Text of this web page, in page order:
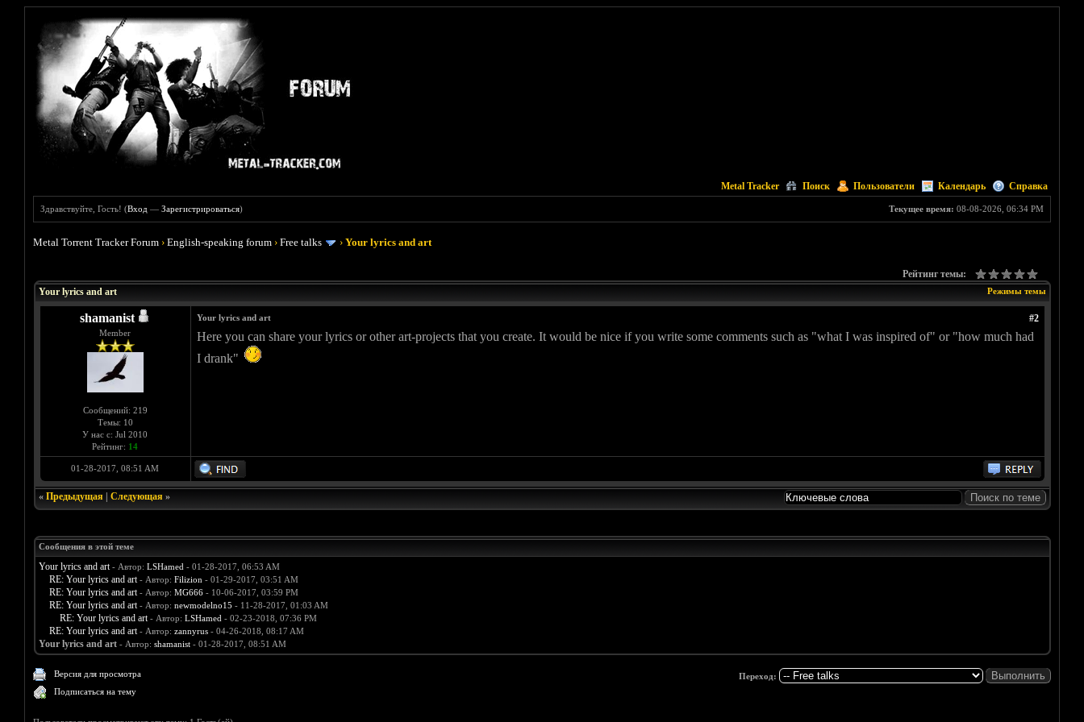
Metal Tracker Поиск Пользователи Календарь Справка
Текущее время: 08-08-2026, 06:34 PM
Здравствуйте, Гость! (Вход —Зарегистрироваться)
Metal Torrent Tracker Forum ›English-speaking forum ›Free talks ›Your lyrics and art
Рейтинг темы:
Режимы темы
Your lyrics and art
shamanist
Member
Сообщений: 219
Темы: 10
У нас с: Jul 2010
Рейтинг: 14
#2
Your lyrics and art
Here you can share your lyrics or other art-projects that you create. It would be nice if you write some comments such as "what I was inspired of" or "how much had
I drank"
01-28-2017, 08:51 AM
« Предыдущая| Следующая»
Сообщения в этой теме
Your lyrics and art - Автор: LSHamed - 01-28-2017, 06:53 AM
RE: Your lyrics and art - Автор: Filizion - 01-29-2017, 03:51 AM
RE: Your lyrics and art - Автор: MG666- 10-06-2017, 03:59 PM
RE: Your lyrics and art - Автор: newmodelno15 - 11-28-2017, 01:03 AM
RE: Your lyrics and art - Автор: LSHamed - 02-23-2018, 07:36 PM
RE: Your lyrics and art - Автор: zannyrus- 04-26-2018, 08:17 AM
Your lyrics and art - Автор: shamanist- 01-28-2017, 08:51 AM
Версия для просмотра
Подписаться на тему
Переход: